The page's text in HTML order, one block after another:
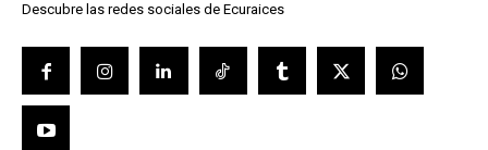
Descubre las redes sociales de Ecuraices